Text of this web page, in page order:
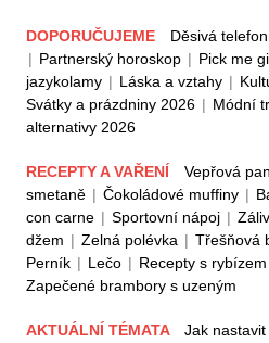
DOPORUČUJEME Děsivá
| Partnerský horoskop | Pick me
jazykolamy | Láska a vztahy |
Svátky a prázdniny 2026 | Módní
alternativy 2026
RECEPTY A VAŘENÍ Vepřová
smetaně | Čokoládové muffiny |
con carne | Sportovní nápoj |
džem | Zelná polévka | Třešňová
Perník | Lečo | Recepty s rybízem
Zapečené brambory s uzeným
AKTUÁLNÍ TÉMATA Jak